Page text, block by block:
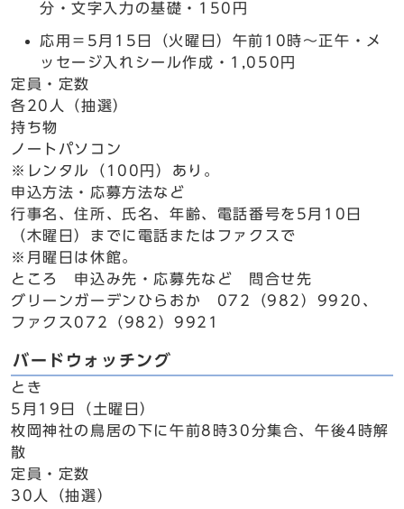
分・文字入力の基礎・150円
応用＝5月15日（火曜日）午前10時～正午・メ
ッセージ入れシール作成・1,050円
定員・定数
各20人（抽選）
持ち物
ノートパソコン
※レンタル（100円）あり。
申込方法・応募方法など
行事名、住所、氏名、年齢、電話番号を5月10日
（木曜日）までに電話またはファクスで
※月曜日は休館。
ところ 申込み先・応募先など 問合せ先
グリーンガーデンひらおか 072（982）9920、
ファクス072（982）9921
バードウォッチング
とき
5月19日（土曜日）
枚岡神社の鳥居の下に午前8時30分集合、午後4時解
散
定員・定数
30人（抽選）